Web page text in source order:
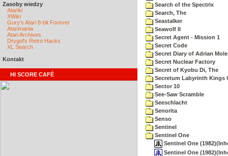
Zasoby wiedzy
Atariki
XWiki
Gury's Atari 8-bit Forever
Atarimania
Atari Archives
Drygol's Retro Hacks
XL Search
Kontakt
HI SCORE CAFÉ
Search of the Spectrix
Search, The
Seastalker
Seawolf II
Secret Agent - Mission 1
Secret Code
Secret Diary of Adrian
Secret Nuclear Factory
Secret of Kyobu Di, The
Secretum Labyrinth Kings
Sector 10
See-Saw Scramble
Seeschlacht
Senorita
Senso
Sentinel
Sentinel One
Sentinel One
Sentinel One